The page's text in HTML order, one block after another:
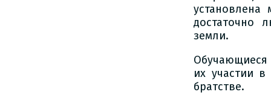
достаточно
земли.
Обучающиеся
их участии
братстве.